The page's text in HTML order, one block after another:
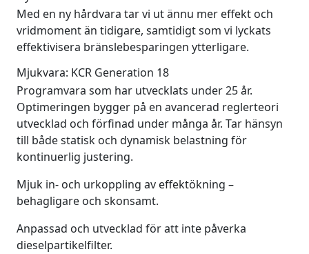
Med en ny hårdvara tar vi ut ännu mer effekt och
vridmoment än tidigare, samtidigt som vi lyckats
effektivisera bränslebesparingen ytterligare.
Mjukvara: KCR Generation 18
Programvara som har utvecklats under 25 år.
Optimeringen bygger på en avancerad reglerteori
utvecklad och förfinad under många år. Tar hänsyn
till både statisk och dynamisk belastning för
kontinuerlig justering.
Mjuk in- och urkoppling av effektökning –
behagligare och skonsamt.
Anpassad och utvecklad för att inte påverka
dieselpartikelfilter.